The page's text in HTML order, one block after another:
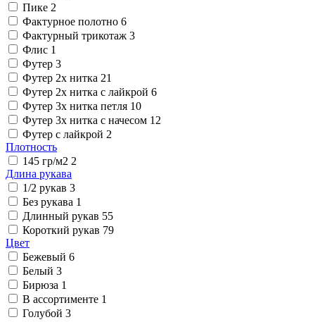
Пике 2
Фактурное полотно 6
Фактурный трикотаж 3
Флис 1
Футер 3
Футер 2х нитка 21
Футер 2х нитка с лайкрой 6
Футер 3х нитка петля 10
Футер 3х нитка с начесом 12
Футер с лайкрой 2
Плотность
145 гр/м2 2
Длина рукава
1/2 рукав 3
Без рукава 1
Длинный рукав 55
Короткий рукав 79
Цвет
Бежевый 6
Белый 3
Бирюза 1
В ассортименте 1
Голубой 3